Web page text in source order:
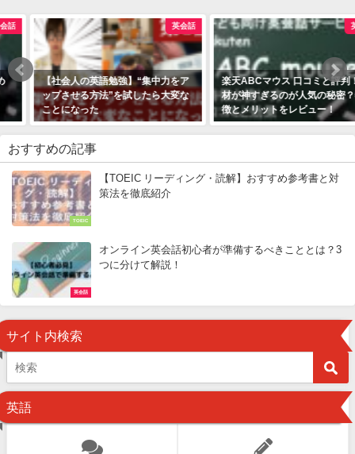
英会話
【社会人の英語勉強】“集中力をア
ップさせる方法”を試したら大変な
ことになった
英会話
楽天ABCマウス 口コミと評判！教
材が神すぎるのが人気の秘密？特
徴とメリットをレビュー！
おすすめの記事
TOEIC
【TOEIC リーディング・読解】おすすめ参考書と対
策法を徹底紹介
英会話
オンライン英会話初心者が準備するべきこととは？3
つに分けて解説！
サイト内検索
英語